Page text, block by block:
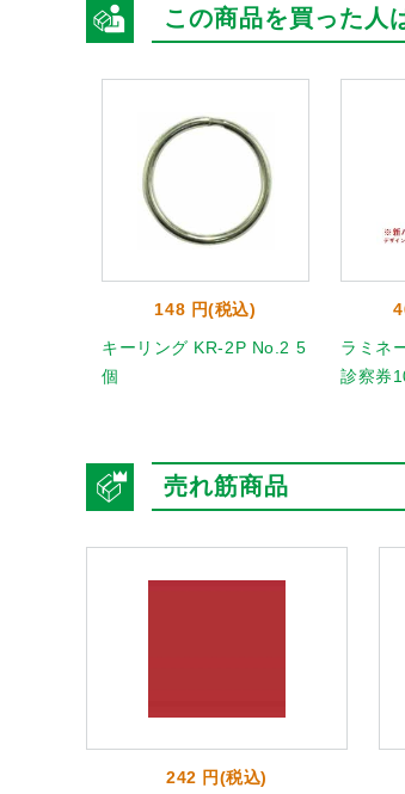
この商品を買った人
148 円(税込)
キーリング KR-2P No.2 5
個
ラミネ
診察券
売れ筋商品
242 円(税込)